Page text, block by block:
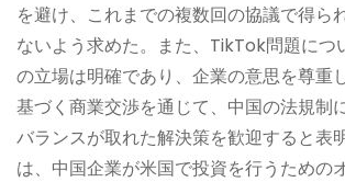
を避け、これまでの複数回の協議で得ら
ないよう求めた。また、TikTok問題につ
の立場は明確であり、企業の意思を尊重
基づく商業交渉を通じて、中国の法規制
バランスが取れた解決策を歓迎すると表
は、中国企業が米国で投資を行うための